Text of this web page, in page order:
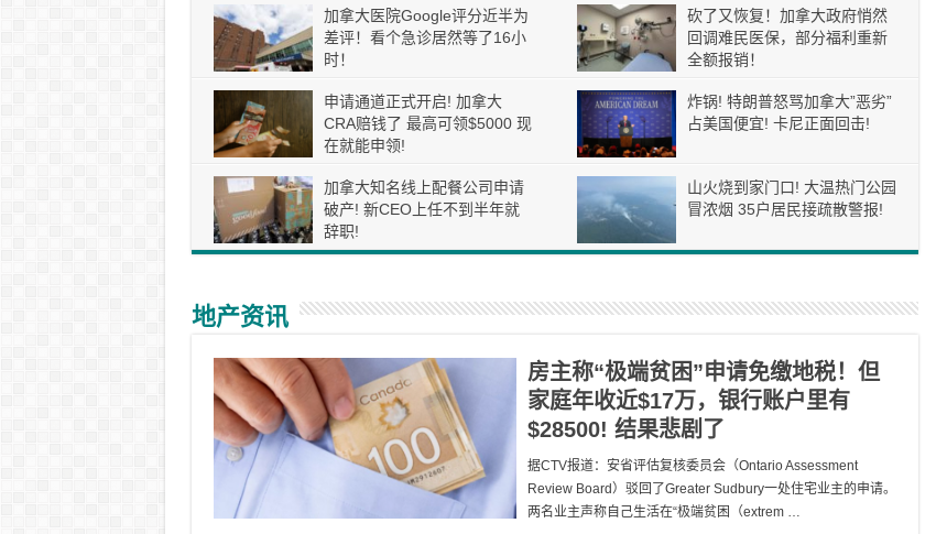
加拿大医院Google评分近半为
差评！看个急诊居然等了16小
时！
砍了又恢复！加拿大政府悄然
回调难民医保，部分福利重新
全额报销！
申请通道正式开启! 加拿大
CRA赔钱了 最高可领$5000 现
在就能申领!
炸锅! 特朗普怒骂加拿大”恶劣”
占美国便宜! 卡尼正面回击!
加拿大知名线上配餐公司申请
破产! 新CEO上任不到半年就
辞职!
山火烧到家门口! 大温热门公园
冒浓烟 35户居民接疏散警报!
地产资讯
房主称“极端贫困”申请免缴地税！但
家庭年收近$17万，银行账户里有
$28500! 结果悲剧了
据CTV报道：安省评估复核委员会（Ontario Assessment
Review Board）驳回了Greater Sudbury一处住宅业主的申请。
两名业主声称自己生活在“极端贫困（extrem …